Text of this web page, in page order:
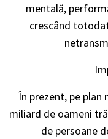
mentală,
crescând
În prezent, pe plan
miliard de oameni
de persoane